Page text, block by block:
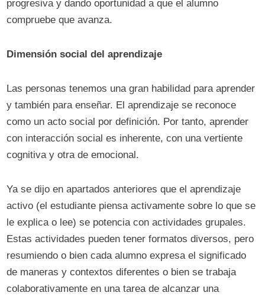
progresiva y dando oportunidad a que el alumno
compruebe que avanza.
Dimensión social del aprendizaje
Las personas tenemos una gran habilidad para aprender
y también para enseñar. El aprendizaje se reconoce
como un acto social por definición. Por tanto, aprender
con interacción social es inherente, con una vertiente
cognitiva y otra de emocional.
Ya se dijo en apartados anteriores que el aprendizaje
activo (el estudiante piensa activamente sobre lo que se
le explica o lee) se potencia con actividades grupales.
Estas actividades pueden tener formatos diversos, pero
resumiendo o bien cada alumno expresa el significado
de maneras y contextos diferentes o bien se trabaja
colaborativamente en una tarea de alcanzar una